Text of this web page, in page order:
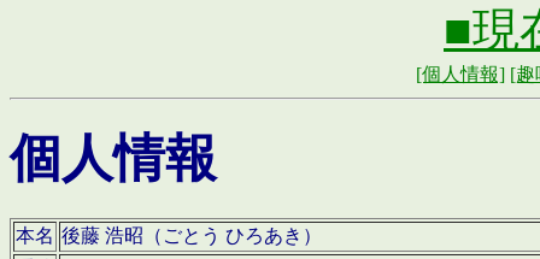
■現
[個人情報] [趣
個人情報
本名 後藤 浩昭（ごとう ひろあき）